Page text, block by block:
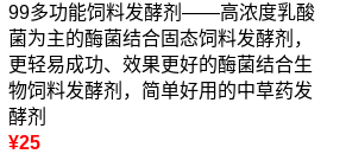
99多功能饲料发酵剂——高浓度乳酸
菌为主的酶菌结合固态饲料发酵剂，
更轻易成功、效果更好的酶菌结合生
物饲料发酵剂，简单好用的中草药发
酵剂
¥25